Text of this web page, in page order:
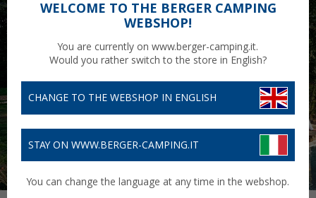
WELCOME TO THE BERGER CAMPING
WEBSHOP!
You are currently on www.berger-camping.it.
Would you rather switch to the store in English?
CHANGE TO THE WEBSHOP IN ENGLISH
STAY ON WWW.BERGER-CAMPING.IT
You can change the language at any time in the webshop.